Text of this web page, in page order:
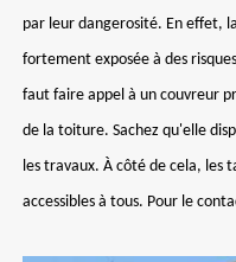
par leur dangerosité. En effet,
fortement exposée à des
faut faire appel à un couvreur
de la toiture. Sachez qu'elle
les travaux. À côté de cela, les
accessibles à tous. Pour le